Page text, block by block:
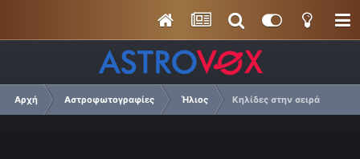
Αρχή Αστροφωτογραφίες Ήλιος Κηλίδες στην σειρά